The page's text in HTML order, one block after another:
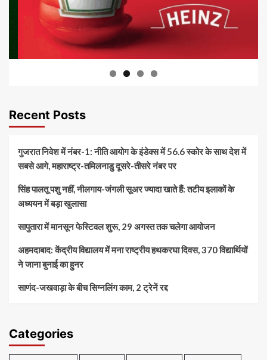
Recent Posts
गुजरात निवेश में नंबर-1: नीति आयोग के इंडेक्स में 56.6 स्कोर के साथ देश में
सबसे आगे, महाराष्ट्र-तमिलनाडु दूसरे-तीसरे नंबर पर
सिंह पालतू पशु नहीं, नीलगाय-जंगली सूअर ज्यादा खाते हैं: तटीय इलाकों के
अध्ययन में बड़ा खुलासा
सापुतारा में मानसून फेस्टिवल शुरू, 29 अगस्त तक चलेगा आयोजन
अहमदाबाद: केंद्रीय विद्यालय में मना राष्ट्रीय हथकरघा दिवस, 370 विद्यार्थियों
ने जाना बुनाई का हुनर
साणंद-जखवाड़ा के बीच सिग्नलिंग काम, 2 ट्रेनें रद्द
Categories